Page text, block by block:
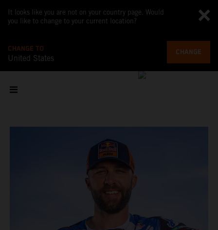
It looks like you are not on your country page. Would
you like to change to your current location?
CHANGE TO
United States
CHANGE